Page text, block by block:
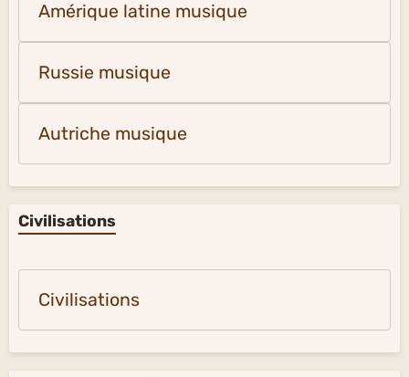
Amérique latine musique
Russie musique
Autriche musique
Civilisations
Civilisations